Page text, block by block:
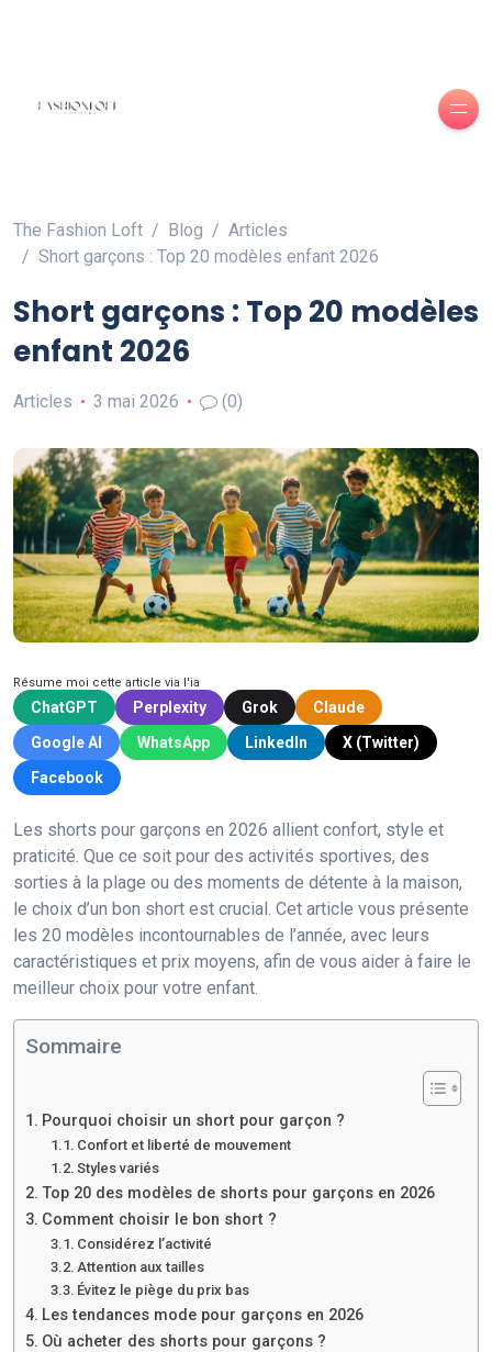
The Fashion Loft Blog
Articles
Short garçons : Top 20 modèles enfant 2026
Short garçons : Top 20 modèles
enfant 2026
Articles 3 mai 2026 (0)
Résume moi cette article via l'ia
ChatGPT Perplexity Grok
Claude
Google AI
WhatsApp LinkedIn
X (Twitter)
Facebook
Les shorts pour garçons en 2026 allient confort, style et
praticité. Que ce soit pour des activités sportives, des
sorties à la plage ou des moments de détente à la maison,
le choix d’un bon short est crucial. Cet article vous présente
les 20 modèles incontournables de l’année, avec leurs
caractéristiques et prix moyens, afin de vous aider à faire le
meilleur choix pour votre enfant.
Sommaire
Pourquoi choisir un short pour garçon ?
Confort et liberté de mouvement
Styles variés
Top 20 des modèles de shorts pour garçons en 2026
Comment choisir le bon short ?
Considérez l’activité
Attention aux tailles
Évitez le piège du prix bas
Les tendances mode pour garçons en 2026
Où acheter des shorts pour garçons ?